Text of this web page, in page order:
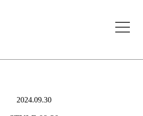
development store
2024.09.30